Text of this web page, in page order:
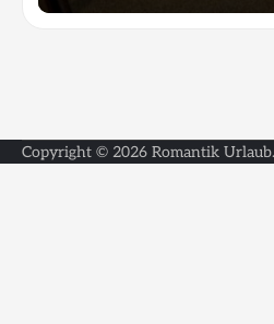
Copyright © 2026 Romantik Urlaub.